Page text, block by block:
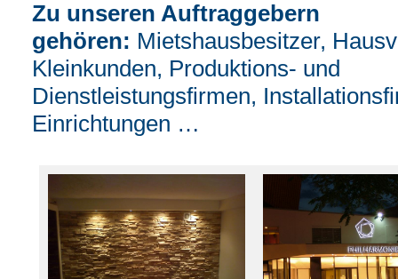
Zu unseren Auftraggebern
gehören: Mietshausbesitzer,
Kleinkunden, Produktions- und
Dienstleistungsfirmen,
Einrichtungen …